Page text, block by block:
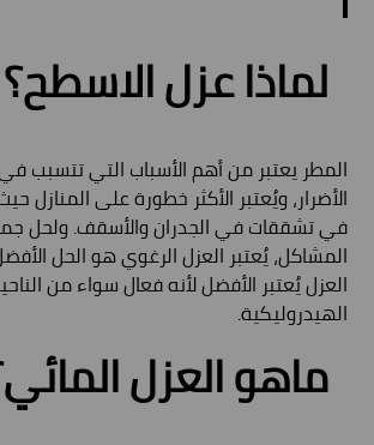
لماذا عزل الاسطح؟
المطر يعتبر من أهم الأسباب التي تتسبب
الأضرار، ويُعتبر الأكثر خطورة على المنازل
في تشققات في الجدران والأسقف. ولحل
المشاكل، يُعتبر العزل الرغوي هو الحل
العزل يُعتبر الأفضل لأنه فعال سواء من
الهيدروليكية.
ماهو العزل